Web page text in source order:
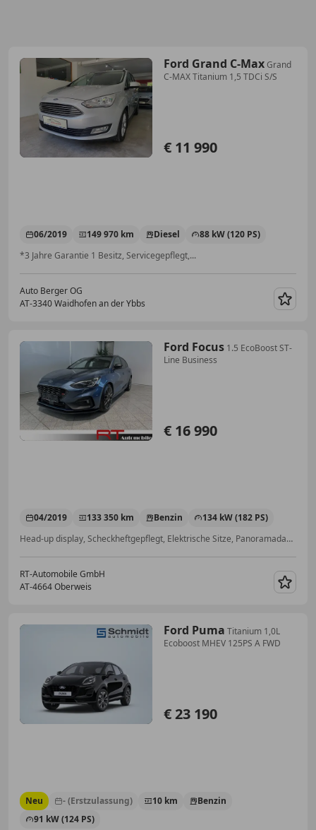
Ford Grand C-MaxGrand
C-MAX Titanium 1,5 TDCi S/S
€ 11 990
06/2019 149 970 km Diesel
88 kW (120 PS)
*3 Jahre Garantie 1 Besitz, Servicegepflegt,...
Auto Berger OG
AT-3340 Waidhofen an der Ybbs
Ford Focus 1.5 EcoBoost ST-
Line Business
€ 16 990
04/2019 133 350 km Benzin
134 kW (182 PS)
Head-up display, Scheckheftgepflegt, Elektrische Sitze, Panoramadach, Beheizbares Lenkrad, Soundsystem, Sitzheizung, Schaltwippen
RT-Automobile GmbH
AT-4664 Oberweis
Ford Puma Titanium 1,0L
Ecoboost MHEV 125PS A FWD
€ 23 190
Neu - (Erstzulassung) 10 km
Benzin
91 kW (124 PS)